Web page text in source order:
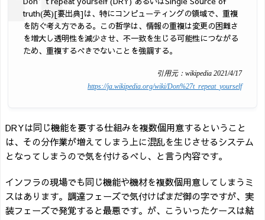
truth(英)[要出典]は、特にコンピューティングの領域で、重複
を防ぐ考え方である。この哲学は、情報の重複は変更の困難さ
を増大し透明性を減少させ、不一致を生じる可能性につながる
ため、重複するべきでないことを強調する。
引用元：wikipedia 2021/4/17
https://ja.wikipedia.org/wiki/Don%27t_repeat_yourself
DRYは同じ機能を要する仕組みを複数個用意するということ
は、その分作業が増えてしまう上に混乱を生じさせるシステム
となってしまうので気を付けるべし、と言う内容です。
インフラの現場でも同じ機能や機材を複数個用意してしまうミ
スはあります。調達フェーズで気付けばまだ御の字ですが、実
装フェーズで発覚すると最悪です。が、こういったケースは結